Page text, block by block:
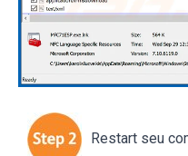
Restart seu